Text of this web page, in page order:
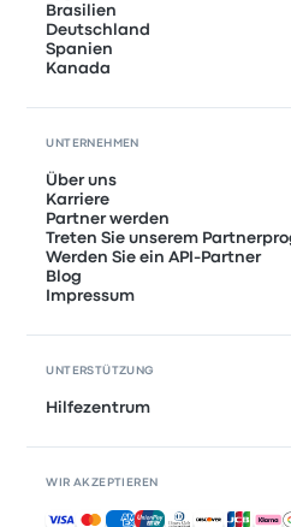
Brasilien
Deutschland
Spanien
Kanada
UNTERNEHMEN
Über uns
Karriere
Partner werden
Treten Sie unserem
Werden Sie ein API-Partner
Blog
Impressum
UNTERSTÜTZUNG
Hilfezentrum
WIR AKZEPTIEREN
Akzeptierte